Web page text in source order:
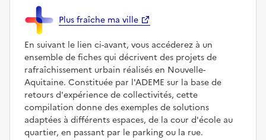
Plus fraîche ma ville
En suivant le lien ci-avant, vous accéderez à un
ensemble de fiches qui décrivent des projets de
rafraîchissement urbain réalisés en Nouvelle-
Aquitaine. Constituée par l'ADEME sur la base de
retours d'expérience de collectivités, cette
compilation donne des exemples de solutions
adaptées à différents espaces, de la cour d'école au
quartier, en passant par le parking ou la rue.